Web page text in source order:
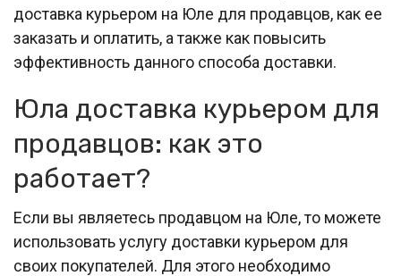
доставка курьером на Юле для продавцов, как ее
заказать и оплатить, а также как повысить
эффективность данного способа доставки.
Юла доставка курьером для
продавцов: как это
работает?
Если вы являетесь продавцом на Юле, то можете
использовать услугу доставки курьером для
своих покупателей. Для этого необходимо